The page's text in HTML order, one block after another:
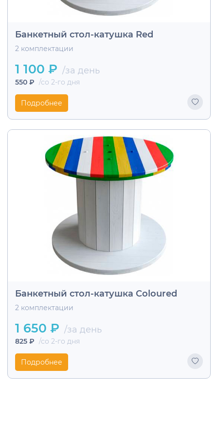
Банкетный стол-катушка Red
2 комплектации
1 100 ₽ /за день
550 ₽ /со 2-го дня
Подробнее
Банкетный стол-катушка Coloured
2 комплектации
1 650 ₽ /за день
825 ₽ /со 2-го дня
Подробнее